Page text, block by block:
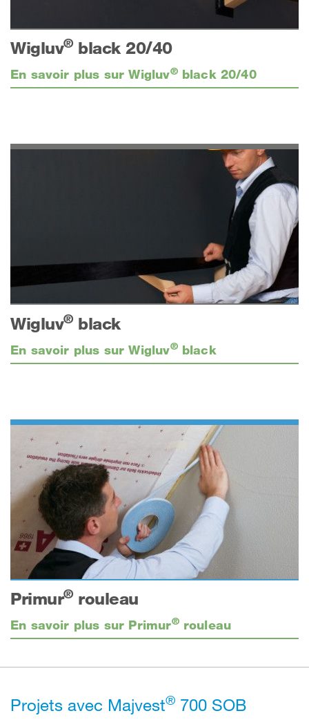
Wigluv®black 20/40
En savoir plus sur Wigluv®black 20/40
Wigluv®black
En savoir plus sur Wigluv®black
Primur®rouleau
En savoir plus sur Primur®rouleau
Projets avec Majvest® 700 SOB